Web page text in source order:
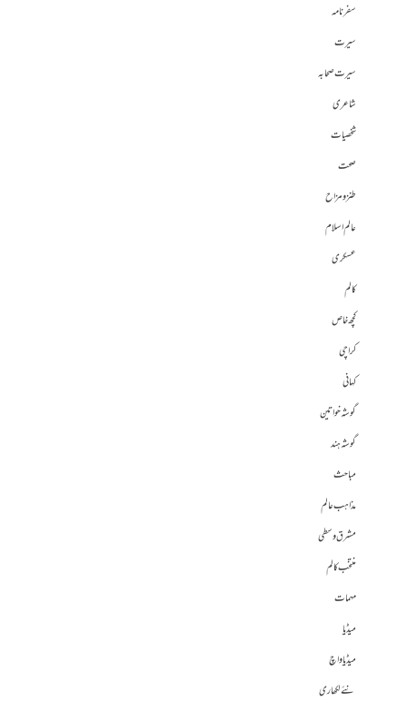
سفرنامہ
سیرت
سیرت صحابہ
شاعری
شخصیات
صحت
طنز و مزاح
عالم اسلام
عسکری
کالم
کچھ خاص
کراچی
کہانی
گوشہ خواتین
گوشہ ہند
مباحث
مذاہب عالم
مشرق وسطی
منتخب کالم
مہمات
میڈیا
میڈیا واچ
نئے لکھاری